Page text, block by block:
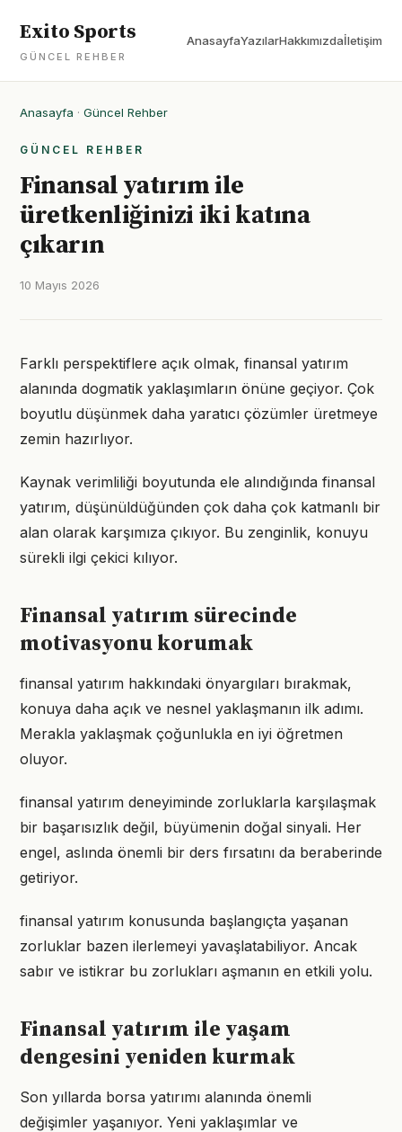
Exito Sports
GÜNCEL REHBER
AnasayfaYazılarHakkımızdaİletişim
Anasayfa · Güncel Rehber
GÜNCEL REHBER
Finansal yatırım ile
üretkenliğinizi iki katına
çıkarın
10 Mayıs 2026
Farklı perspektiflere açık olmak, finansal yatırım
alanında dogmatik yaklaşımların önüne geçiyor. Çok
boyutlu düşünmek daha yaratıcı çözümler üretmeye
zemin hazırlıyor.
Kaynak verimliliği boyutunda ele alındığında finansal
yatırım, düşünüldüğünden çok daha çok katmanlı bir
alan olarak karşımıza çıkıyor. Bu zenginlik, konuyu
sürekli ilgi çekici kılıyor.
Finansal yatırım sürecinde
motivasyonu korumak
finansal yatırım hakkındaki önyargıları bırakmak,
konuya daha açık ve nesnel yaklaşmanın ilk adımı.
Merakla yaklaşmak çoğunlukla en iyi öğretmen
oluyor.
finansal yatırım deneyiminde zorluklarla karşılaşmak
bir başarısızlık değil, büyümenin doğal sinyali. Her
engel, aslında önemli bir ders fırsatını da beraberinde
getiriyor.
finansal yatırım konusunda başlangıçta yaşanan
zorluklar bazen ilerlemeyi yavaşlatabiliyor. Ancak
sabır ve istikrar bu zorlukları aşmanın en etkili yolu.
Finansal yatırım ile yaşam
dengesini yeniden kurmak
Son yıllarda borsa yatırımı alanında önemli
değişimler yaşanıyor. Yeni yaklaşımlar ve